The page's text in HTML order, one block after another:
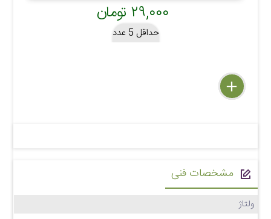
۲۹,۰۰۰ تومان
حداقل 5 عدد
delete
remove
add
مشخصات فنی
ولتاژ